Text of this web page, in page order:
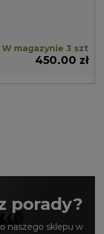
W magazynie 3 szt
450.00 zł
porady?
naszego sklepu w